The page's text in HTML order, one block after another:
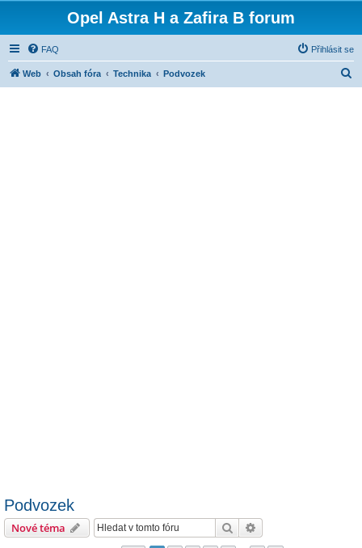
Opel Astra H a Zafira B forum
FAQ Přihlásit se
Web Obsah fóra Technika Podvozek
Podvozek
Nové téma Hledat